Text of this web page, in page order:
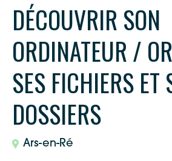
DÉCOUVRIR SON
ORDINATEUR /
SES FICHIERS ET
DOSSIERS
Ars-en-Ré